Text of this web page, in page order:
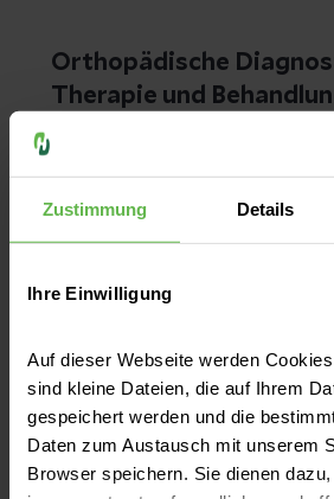
Zustimmung Details
Ihre Einwilligung
Auf dieser Webseite werden
sind kleine Dateien, die auf Ihrem
gespeichert werden und die
Daten zum Austausch mit unserem
Browser speichern. Sie dienen
Orthopädische
Therapie und
Medikamentöse
Elektrotherapie
Tape-Verbände
Ultraschall
Extrakorporale